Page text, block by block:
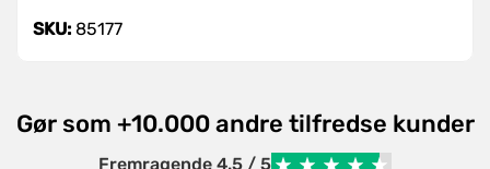
Levering
er fragten koste99 DKK.
Når din ordre er afsendt, vil du modtage en
SKU: 85177
Gør som +10.000 andre tilfredse kunder
Fremragende 4.5 / 5